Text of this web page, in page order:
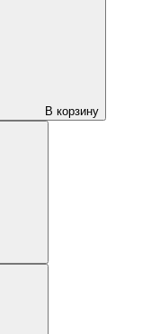
В корзину